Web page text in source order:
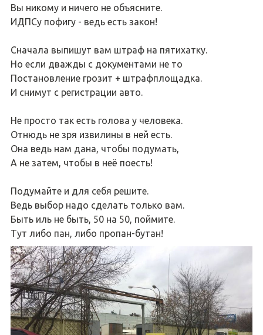
Вы никому и ничего не объясните.
ИДПСу пофигу - ведь есть закон!
Сначала выпишут вам штраф на пятихатку.
Но если дважды с документами не то
Постановление грозит + штрафплощадка.
И снимут с регистрации авто.
Не просто так есть голова у человека.
Отнюдь не зря извилины в ней есть.
Она ведь нам дана, чтобы подумать,
А не затем, чтобы в неё поесть!
Подумайте и для себя решите.
Ведь выбор надо сделать только вам.
Быть иль не быть, 50 на 50, поймите.
Тут либо пан, либо пропан-бутан!